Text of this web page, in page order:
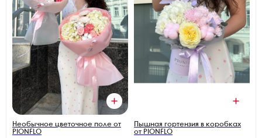
Необычное цветочное поле от
PIONFLO
Пышная гортензия в коробках
от PIONFLO